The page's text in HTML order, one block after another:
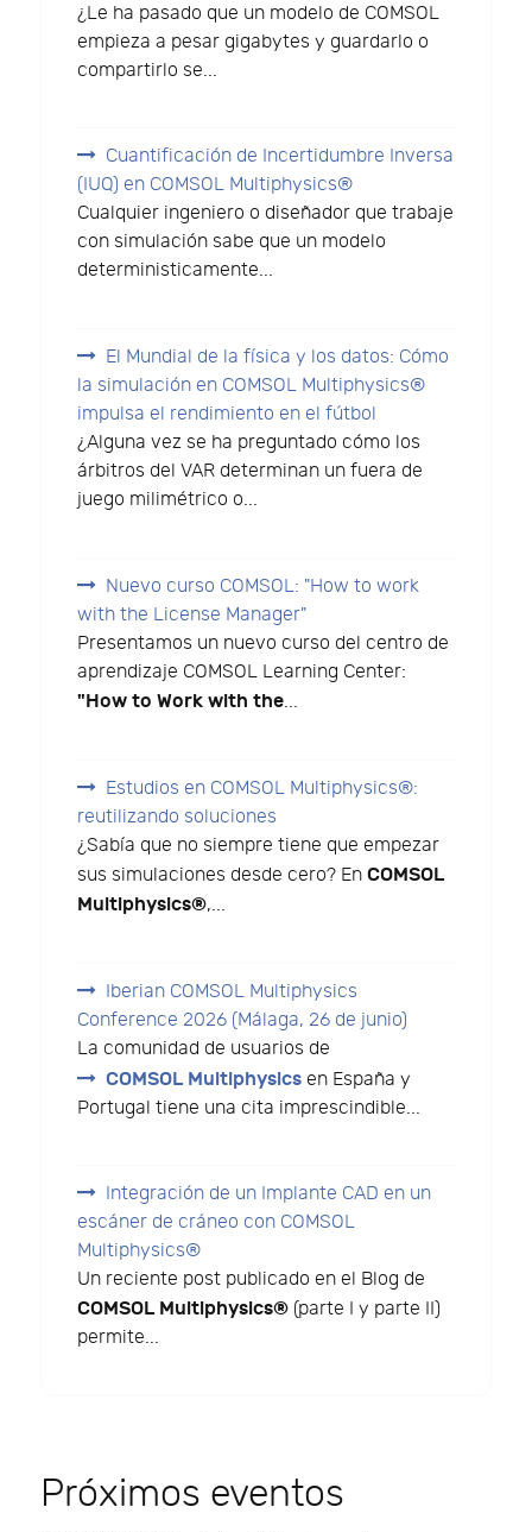
¿Le ha pasado que un modelo de COMSOL
empieza a pesar gigabytes y guardarlo o
compartirlo se...
Cuantificación de Incertidumbre Inversa
(IUQ) en COMSOL Multiphysics®
Cualquier ingeniero o diseñador que trabaje
con simulación sabe que un modelo
deterministicamente...
El Mundial de la física y los datos: Cómo
la simulación en COMSOL Multiphysics®
impulsa el rendimiento en el fútbol
¿Alguna vez se ha preguntado cómo los
árbitros del VAR determinan un fuera de
juego milimétrico o...
Nuevo curso COMSOL: "How to work
with the License Manager"
Presentamos un nuevo curso del centro de
aprendizaje COMSOL Learning Center:
"How to Work with the...
Estudios en COMSOL Multiphysics®:
reutilizando soluciones
¿Sabía que no siempre tiene que empezar
sus simulaciones desde cero? En COMSOL
Multiphysics®,...
Iberian COMSOL Multiphysics
Conference 2026 (Málaga, 26 de junio)
La comunidad de usuarios de
COMSOL Multiphysics en España y
Portugal tiene una cita imprescindible...
Integración de un Implante CAD en un
escáner de cráneo con COMSOL
Multiphysics®
Un reciente post publicado en el Blog de
COMSOL Multiphysics® (parte I y parte II)
permite...
Próximos eventos